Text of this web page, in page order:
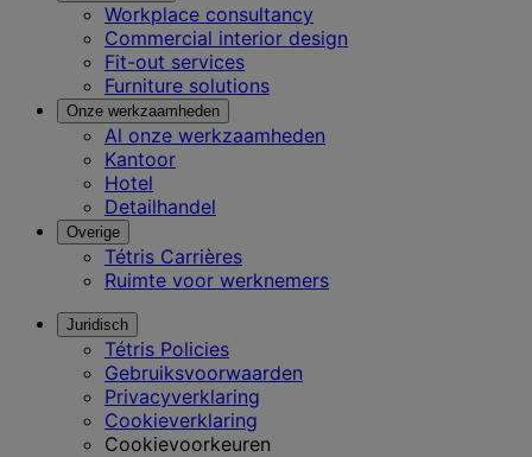
Workplace consultancy
Commercial interior design
Fit-out services
Furniture solutions
Onze werkzaamheden
Al onze werkzaamheden
Kantoor
Hotel
Detailhandel
Overige
Tétris Carrières
Ruimte voor werknemers
Juridisch
Tétris Policies
Gebruiksvoorwaarden
Privacyverklaring
Cookieverklaring
Cookievoorkeuren